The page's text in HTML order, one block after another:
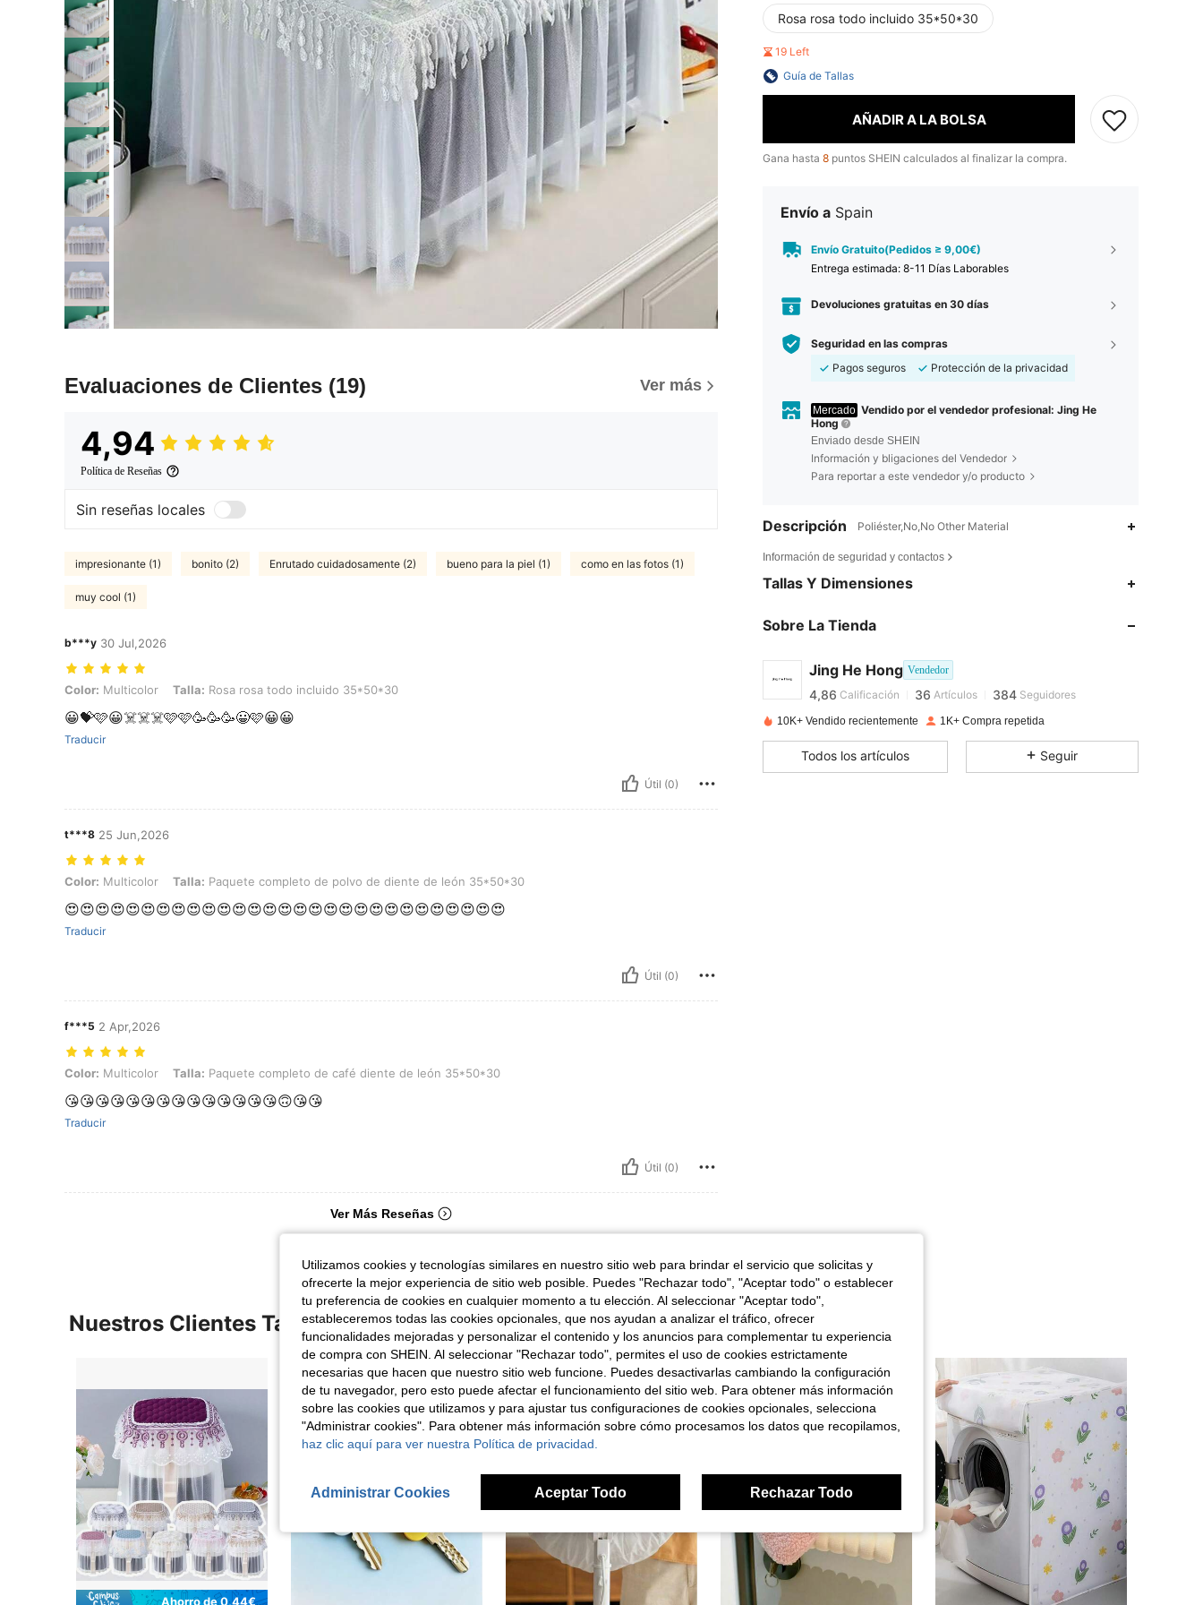
Evaluaciones de Clientes (19) Ver más
4,94
Política de Reseñas
Sin reseñas locales
impresionante (1) bonito (2) Enrutado cuidadosamente (2) bueno para la piel (1) como en las fotos (1)
muy cool (1)
b***y 30 Jul,2026
Color: Multicolor, Talla: Rosa rosa todo incluido 35*50*30
Color: Multicolor Talla: Rosa rosa todo incluido 35*50*30
😀💝🩷😀☠️☠️☠️🩷🩷🥳🥳🥳😀🩷😀😀
Traducir
Útil (0)
t***8 25 Jun,2026
Color: Multicolor, Talla: Paquete completo de polvo de diente de león 35*50*30
Color: Multicolor Talla: Paquete completo de polvo de diente de león 35*50*30
😍😍😍😍😍😍😍😍😍😍😍😍😍😍😍😍😍😍😍😍😍😍😍😍😍😍😍😍😍
Traducir
Útil (0)
f***5 2 Apr,2026
Color: Multicolor, Talla: Paquete completo de café diente de león 35*50*30
Color: Multicolor Talla: Paquete completo de café diente de león 35*50*30
😘😘😘😘😘😘😘😘😘😘😘😘😘😘🙃😘😘
Traducir
Útil (0)
Ver Más Reseñas
Rosa rosa todo incluido 35*50*30
19 Left
Guía de Tallas
AÑADIR A LA BOLSA
Gana hasta 8 puntos SHEIN calculados al finalizar la compra.
Envío a Spain
Envío Gratuito(Pedidos ≥ 9,00€)
Entrega estimada: 8-11 Días Laborables
Devoluciones gratuitas en 30 días
Seguridad en las compras
Pagos seguros
Protección de la privacidad
Mercado Vendido por el vendedor profesional: Jing He
Hong
Enviado desde SHEIN
Información y bligaciones del Vendedor
Para reportar a este vendedor y/o producto
Descripción Poliéster,No,No Other Material
Información de seguridad y contactos
Tallas Y Dimensiones
Sobre La Tienda
Jing He Hong Vendedor
4,86
4,86 Calificación 36 Artículos 384 Seguidores
4,86
10K+ Vendido recientemente 1K+ Compra repetida
Todos los artículos Seguir
Nuestros Clientes También Vieron
Ahorro de 0,44€
Utilizamos cookies y tecnologías similares en nuestro sitio web para brindar el servicio que solicitas y
ofrecerte la mejor experiencia de sitio web posible. Puedes "Rechazar todo", "Aceptar todo" o establecer
tu preferencia de cookies en cualquier momento a tu elección. Al seleccionar "Aceptar todo",
estableceremos todas las cookies opcionales, que nos ayudan a analizar el tráfico, ofrecer
funcionalidades mejoradas y personalizar el contenido y los anuncios para complementar tu experiencia
de compra con SHEIN. Al seleccionar "Rechazar todo", permites el uso de cookies estrictamente
necesarias que hacen que nuestro sitio web funcione. Puedes desactivarlas cambiando la configuración
de tu navegador, pero esto puede afectar el funcionamiento del sitio web. Para obtener más información
sobre las cookies que utilizamos y para ajustar tus configuraciones de cookies opcionales, selecciona
"Administrar cookies". Para obtener más información sobre cómo procesamos los datos que recopilamos,
haz clic aquí para ver nuestra Política de privacidad.
Administrar Cookies Aceptar Todo Rechazar Todo